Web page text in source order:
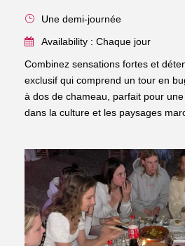
Une demi-journée
Availability : Chaque jour
Combinez sensations fortes et
exclusif qui comprend un tour en
à dos de chameau, parfait pour
dans la culture et les paysages